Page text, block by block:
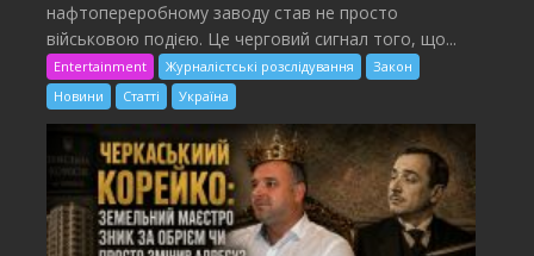
нафтопереробному заводу став не просто
військовою подією. Це черговий сигнал того, що...
Entertainment Журналістські розслідування
Закон
Новини
Статті Україна